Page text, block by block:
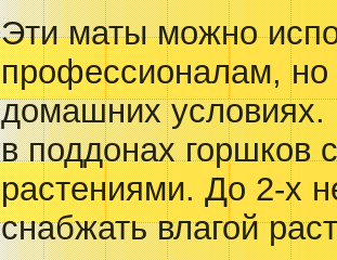
Эти маты можно
профессионалам,
домашних условиях.
в поддонах горшков
растениями. До 2-х
снабжать влагой